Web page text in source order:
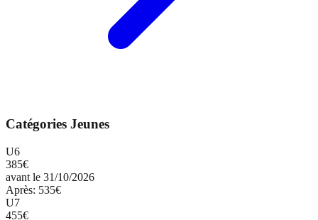
Catégories Jeunes
U6
385€
avant le 31/10/2026
Après: 535€
U7
455€